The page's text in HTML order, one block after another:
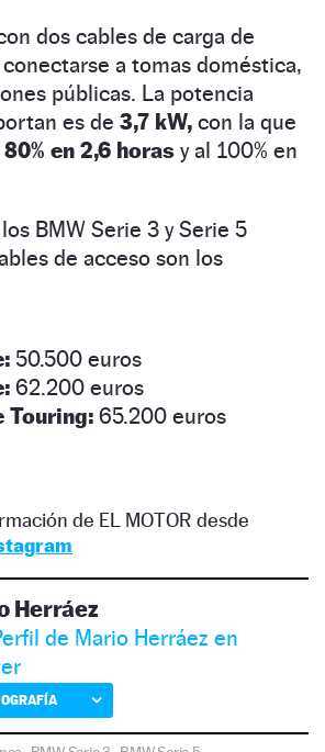
dos cables de carga de
a tomas doméstica,
públicas. La potencia
es de 3,7 kW, con la que
en 2,6 horas y al 100% en
BMW Serie 3 y Serie 5
de acceso son los
50.500 euros
62.200 euros
Touring: 65.200 euros
de EL MOTOR desde
Herráez
de Mario Herráez en